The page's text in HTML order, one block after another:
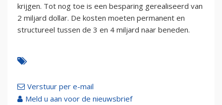
krijgen. Tot nog toe is een besparing gerealiseerd van
2 miljard dollar. De kosten moeten permanent en
structureel tussen de 3 en 4 miljard naar beneden.
Verstuur per e-mail
Meld u aan voor de nieuwsbrief